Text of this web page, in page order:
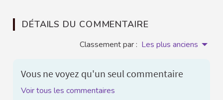
DÉTAILS DU COMMENTAIRE
Classement par : Les plus anciens
Vous ne voyez qu'un seul commentaire
Voir tous les commentaires